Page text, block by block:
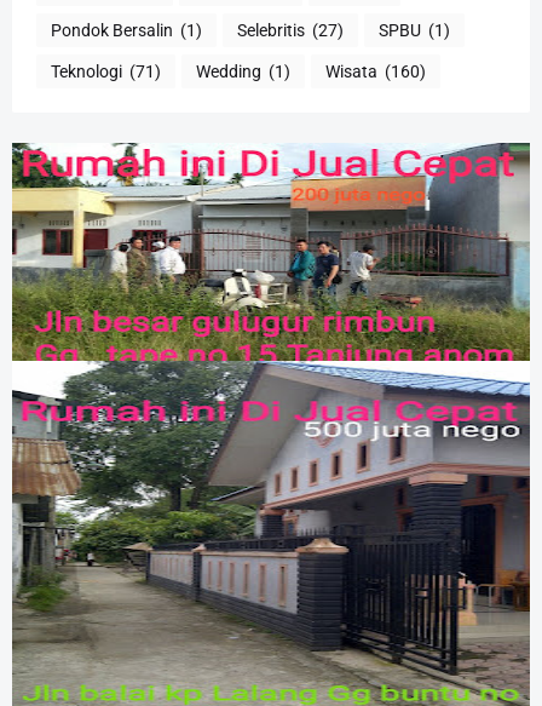
Pondok Bersalin (1) Selebritis (27) SPBU (1)
Teknologi (71) Wedding (1) Wisata (160)